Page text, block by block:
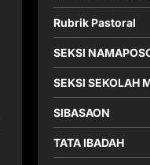
Rubrik Pastoral
SEKSI
SEKSI SEKOLAH
SIBASAON
TATA IBADAH